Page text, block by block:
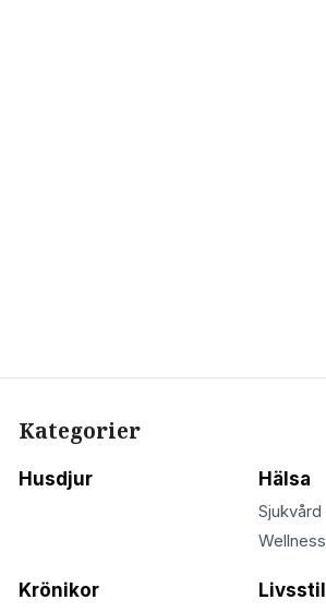
Kategorier
Husdjur Hälsa
Sjukvård
Wellness
Krönikor Livsstil